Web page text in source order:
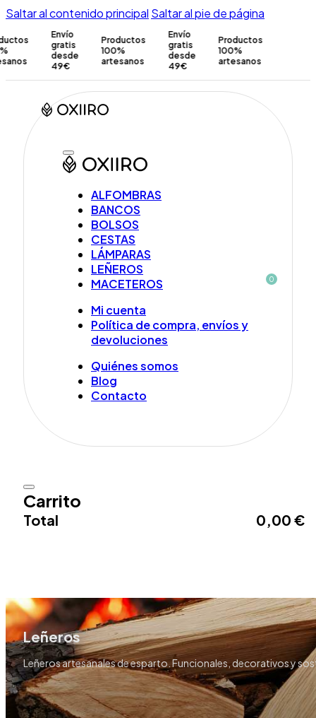
Saltar al contenido principal Saltar al pie de página
Envío
gratis
desde
49€
Productos
100%
artesanos
Envío
gratis
desde
49€
Productos
100%
artesanos
ALFOMBRAS
BANCOS
BOLSOS
CESTAS
LÁMPARAS
LEÑEROS
MACETEROS
Mi cuenta
Política de compra, envíos y
devoluciones
Quiénes somos
Blog
Contacto
0
Carrito
Total 0,00 €
Leñeros
Leñeros artesanales de esparto. Funcionales, decorativos y